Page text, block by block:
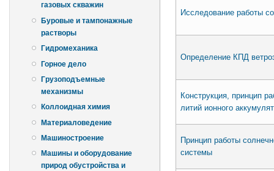
газовых скважин
Буровые и тампонажные
растворы
Гидромеханика
Горное дело
Грузоподъемные
механизмы
Коллоидная химия
Материаловедение
Машиностроение
Машины и оборудование
природ обустройства и
Исследование работы
Определение КПД
Конструкция, принцип
литий ионного
Принцип работы
системы